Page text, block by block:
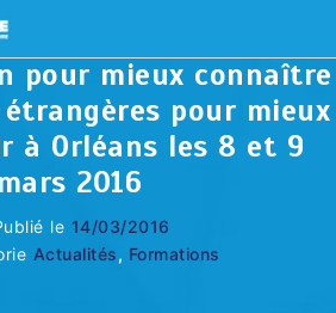
pour mieux connaître
pour mieux
à Orléans les 8 et 9
mars 2016
le 14/03/2016
Actualités, Formations